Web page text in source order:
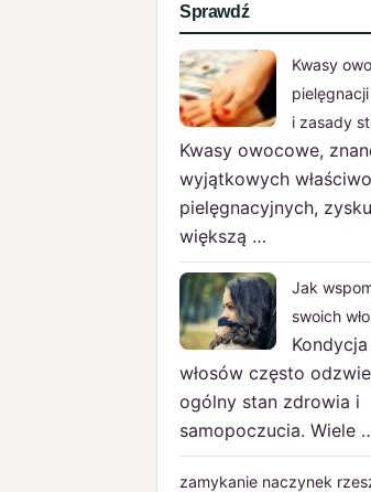
Sprawdź
Kwasy
i zasady
Kwasy owocowe,
wyjątkowych
pielęgnacyjnych,
większą …
Jak
swoich
włosów często
ogólny stan zdrowia i
samopoczucia. Wiele
zamykanie naczynek